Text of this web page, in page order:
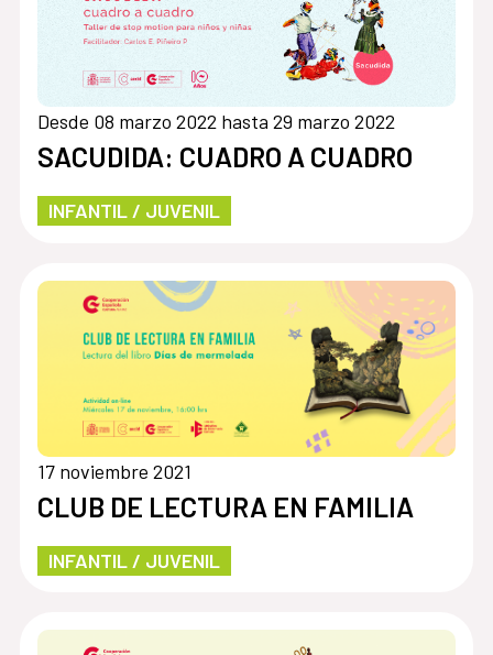
Desde 08 marzo 2022 hasta 29 marzo 2022
SACUDIDA: CUADRO A CUADRO
INFANTIL / JUVENIL
17 noviembre 2021
CLUB DE LECTURA EN FAMILIA
INFANTIL / JUVENIL